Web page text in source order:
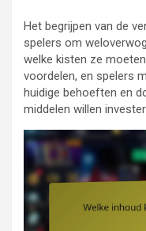
Het begrijpen van de
spelers om
welke kisten ze
voordelen, en spelers
huidige behoeften en
middelen willen